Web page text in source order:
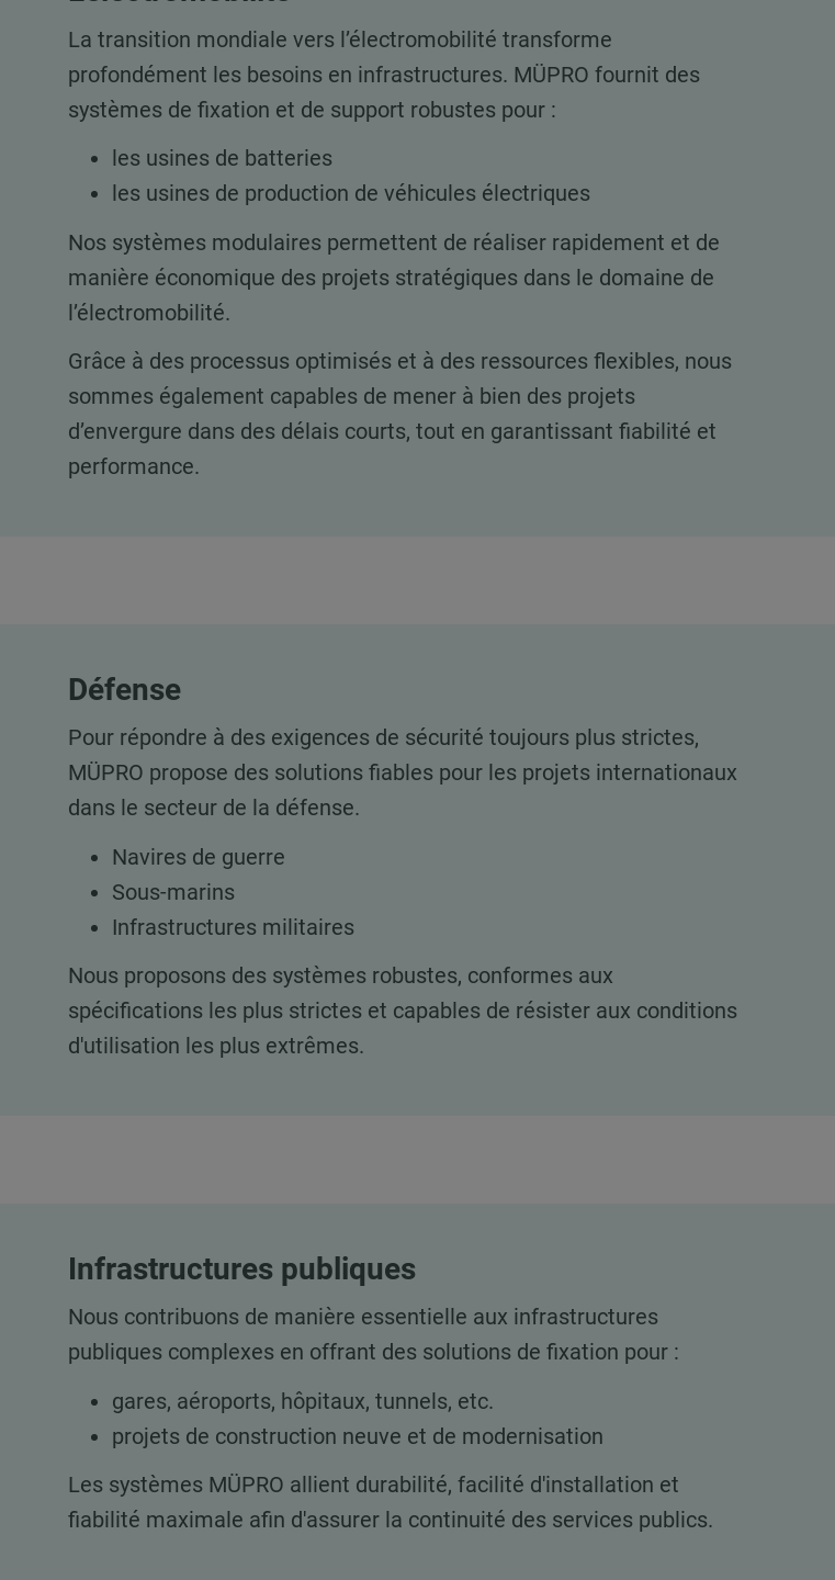
La transition mondiale vers l’électromobilité transforme
profondément les besoins en infrastructures. MÜPRO fournit des
systèmes de fixation et de support robustes pour :
les usines de batteries
les usines de production de véhicules électriques
Nos systèmes modulaires permettent de réaliser rapidement et de
manière économique des projets stratégiques dans le domaine de
l’électromobilité.
Grâce à des processus optimisés et à des ressources flexibles, nous
sommes également capables de mener à bien des projets
d’envergure dans des délais courts, tout en garantissant fiabilité et
performance.
Défense
Pour répondre à des exigences de sécurité toujours plus strictes,
MÜPRO propose des solutions fiables pour les projets internationaux
dans le secteur de la défense.
Navires de guerre
Sous-marins
Infrastructures militaires
Nous proposons des systèmes robustes, conformes aux
spécifications les plus strictes et capables de résister aux conditions
d'utilisation les plus extrêmes.
Infrastructures publiques
Nous contribuons de manière essentielle aux infrastructures
publiques complexes en offrant des solutions de fixation pour :
gares, aéroports, hôpitaux, tunnels, etc.
projets de construction neuve et de modernisation
Les systèmes MÜPRO allient durabilité, facilité d'installation et
fiabilité maximale afin d'assurer la continuité des services publics.